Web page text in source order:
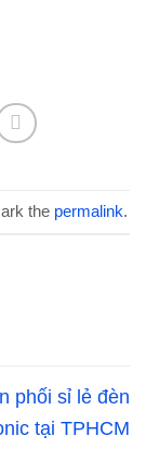
the permalink.
phối sỉ lẻ đèn
tại TPHCM